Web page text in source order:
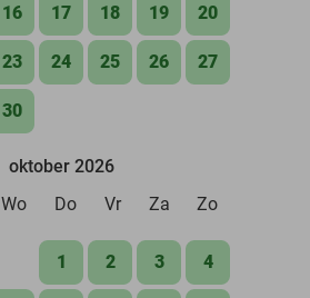
16 17 18 19 20
23 24 25 26 27
30
oktober 2026
Wo Do Vr Za Zo
1 2 3 4